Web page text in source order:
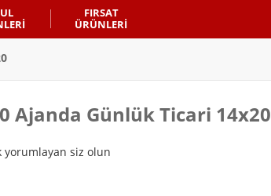
FIRSAT
ÜRÜNLERI
Ajanda Günlük Ticari 14x20
yorumlayan siz olun